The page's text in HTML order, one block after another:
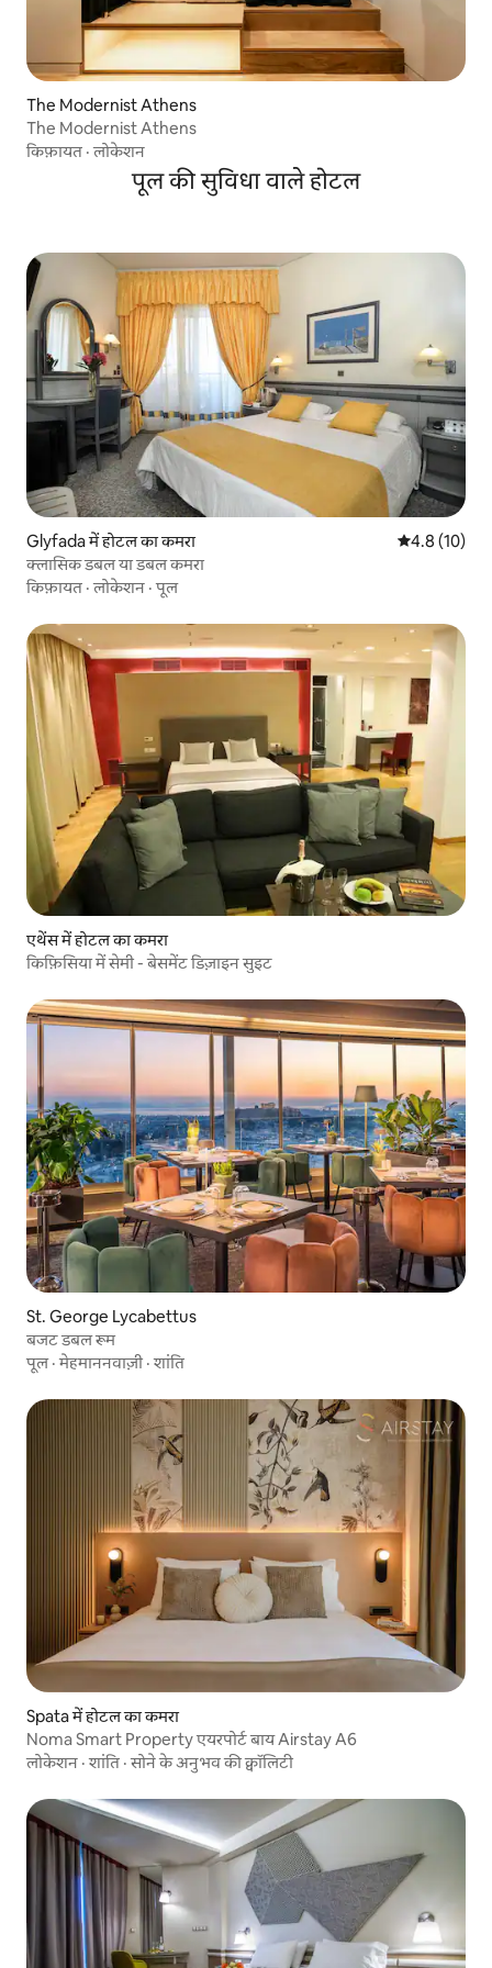
The Modernist Athens
The Modernist Athens
किफ़ायत ·लोकेशन
पूल की सुविधा वाले होटल
Glyfada में होटल का कमरा औसत रेटिंग 5
4.8 (10)
क्लासिक डबल या डबल कमरा
किफ़ायत ·लोकेशन ·पूल
एथेंस में होटल का कमरा
किफ़िसिया में सेमी - बेसमेंट डिज़ाइन सुइट
St. George Lycabettus
बजट डबल रूम
पूल·मेहमाननवाज़ी ·शांति
Spata में होटल का कमरा
Noma Smart Property एयरपोर्ट बाय Airstay A6
लोकेशन ·शांति ·सोने के अनुभव की क्वॉलिटी